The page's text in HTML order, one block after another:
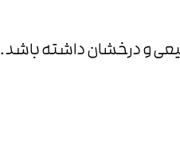
و درخشان داشته باشد.